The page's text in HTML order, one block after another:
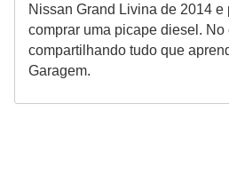
Nissan Grand Livina de 2014 e
comprar uma picape diesel. No
compartilhando tudo que
Garagem.